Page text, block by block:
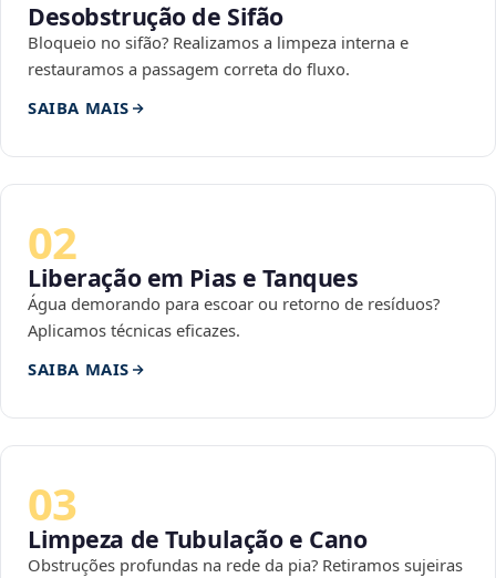
Desobstrução de Sifão
Bloqueio no sifão? Realizamos a limpeza interna e
restauramos a passagem correta do fluxo.
SAIBA MAIS
02
Liberação em Pias e Tanques
Água demorando para escoar ou retorno de resíduos?
Aplicamos técnicas eficazes.
SAIBA MAIS
03
Limpeza de Tubulação e Cano
Obstruções profundas na rede da pia? Retiramos sujeiras